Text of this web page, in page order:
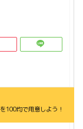
100均で用意しよう！